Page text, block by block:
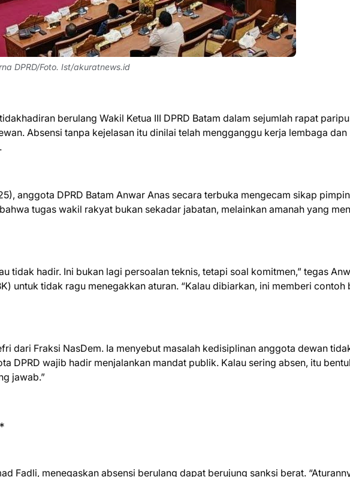
DPRD/Foto. Ist/akuratnews.id
berulang Wakil Ketua III DPRD Batam dalam sejumlah rapat
Absensi tanpa kejelasan itu dinilai telah mengganggu kerja lembaga dan
anggota DPRD Batam Anwar Anas secara terbuka mengecam sikap
tugas wakil rakyat bukan sekadar jabatan, melainkan amanah yang
tidak hadir. Ini bukan lagi persoalan teknis, tetapi soal komitmen,” tegas
untuk tidak ragu menegakkan aturan. “Kalau dibiarkan, ini memberi contoh
dari Fraksi NasDem. Ia menyebut masalah kedisiplinan anggota dewan
DPRD wajib hadir menjalankan mandat publik. Kalau sering absen, itu
jawab.”
Fadli, menegaskan absensi berulang dapat berujung sanksi berat.